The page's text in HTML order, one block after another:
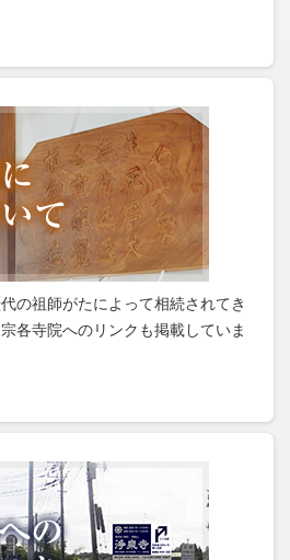
の祖師がたによって相続されてき
各寺院へのリンクも掲載していま